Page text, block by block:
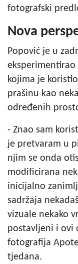
fotografski
Nova
Popović je u
eksperimentirao
kojima je
prašinu kao
određenih
- Znao sam
je pretvaram u
njim se onda
modificirana
inicijalno
sadržaja
vizuale nekako
postavljeni i ovi
fotografija
tjedana.